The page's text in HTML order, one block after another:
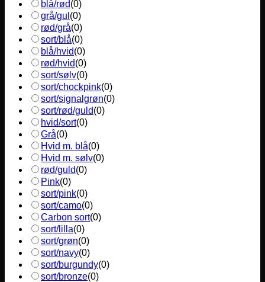
blå/rød(0)
grå/gul (0)
rød/grå(0)
sort/blå(0)
blå/hvid(0)
rød/hvid(0)
sort/sølv(0)
sort/chockpink(0)
sort/signalgrøn(0)
sort/rød/guld(0)
hvid/sort(0)
Grå(0)
Hvid m. blå(0)
Hvid m. sølv(0)
rød/guld(0)
Pink(0)
sort/pink(0)
sort/camo(0)
Carbon sort(0)
sort/lilla(0)
sort/grøn(0)
sort/navy(0)
sort/burgundy(0)
sort/bronze(0)